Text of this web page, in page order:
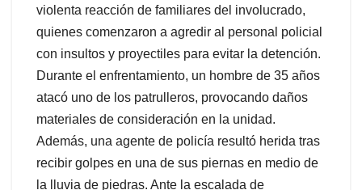
violenta reacción de familiares del involucrado,
quienes comenzaron a agredir al personal policial
con insultos y proyectiles para evitar la detención.
Durante el enfrentamiento, un hombre de 35 años
atacó uno de los patrulleros, provocando daños
materiales de consideración en la unidad.
Además, una agente de policía resultó herida tras
recibir golpes en una de sus piernas en medio de
la lluvia de piedras. Ante la escalada de